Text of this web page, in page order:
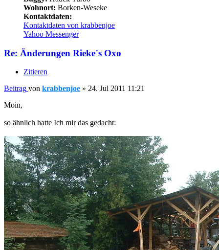
Wohnort: Borken-Weseke
Kontaktdaten:
Kontaktdaten von krabbenjoe
Yahoo Messenger
Re: Änderungen Rieke´s Oxo
Zitieren
Beitrag von krabbenjoe » 24. Jul 2011 11:21
Moin,
so ähnlich hatte Ich mir das gedacht: